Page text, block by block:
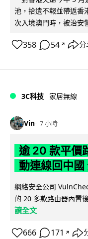
池，拾遺不報並帶返香
次入境澳門時，被治安
358 54 ↗ 分
3C科技 家居無線
Vin 7 小時
逾 20 款平價
動連線回中
網絡安全公司
的 20 多款路由器內置
讀全文
666 171 ↗